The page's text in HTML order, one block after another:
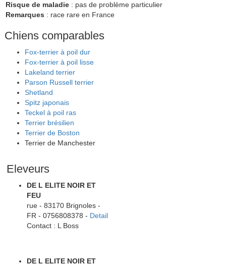
Risque de maladie: pas de problème particulier
Remarques : race rare en France
Chiens comparables
Fox-terrier à poil dur
Fox-terrier à poil lisse
Lakeland terrier
Parson Russell terrier
Shetland
Spitz japonais
Teckel à poil ras
Terrier brésilien
Terrier de Boston
Terrier de Manchester
Eleveurs
DE L ELITE NOIR ET
FEU
rue - 83170 Brignoles -
FR - 0756808378 - Detail
Contact : L Boss
DE L ELITE NOIR ET